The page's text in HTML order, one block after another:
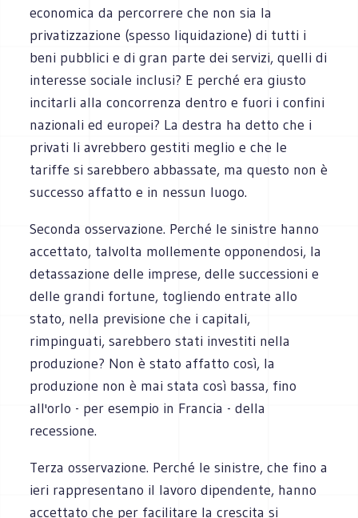
economica da percorrere che non sia la
privatizzazione (spesso liquidazione) di tutti i
beni pubblici e di gran parte dei servizi, quelli di
interesse sociale inclusi? E perché era giusto
incitarli alla concorrenza dentro e fuori i confini
nazionali ed europei? La destra ha detto che i
privati li avrebbero gestiti meglio e che le
tariffe si sarebbero abbassate, ma questo non è
successo affatto e in nessun luogo.
Seconda osservazione. Perché le sinistre hanno
accettato, talvolta mollemente opponendosi, la
detassazione delle imprese, delle successioni e
delle grandi fortune, togliendo entrate allo
stato, nella previsione che i capitali,
rimpinguati, sarebbero stati investiti nella
produzione? Non è stato affatto così, la
produzione non è mai stata così bassa, fino
all'orlo - per esempio in Francia - della
recessione.
Terza osservazione. Perché le sinistre, che fino a
ieri rappresentano il lavoro dipendente, hanno
accettato che per facilitare la crescita si